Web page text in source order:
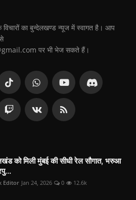
का बुन्देलखण्ड न्यूज में स्वागत है। आप
पर भी भेज सकते हैं।
को मिली मुंबई की सीधी रेल सौगात, भरुआ
Editor Jan 24, 2026 0 12.6k